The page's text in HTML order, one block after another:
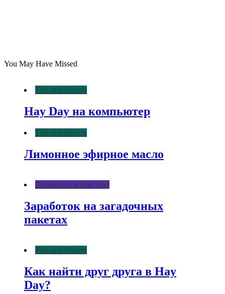
You May Have Missed
Tips and Secrets
Hay Day на компьютер
Tips and Secrets
Лимонное эфирное масло
Заработать в Hay Day
Заработок на загадочных
пакетах
Tips and Secrets
Как найти друг друга в Hay
Day?